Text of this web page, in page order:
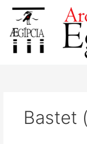
conteúdo
Bastet